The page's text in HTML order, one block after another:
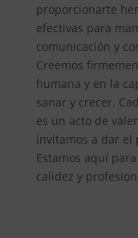
proporcionarte
efectivas para
comunicación y
Creemos
humana y en la
sanar y crecer.
es un acto de
invitamos a dar el
Estamos aquí
calidez y